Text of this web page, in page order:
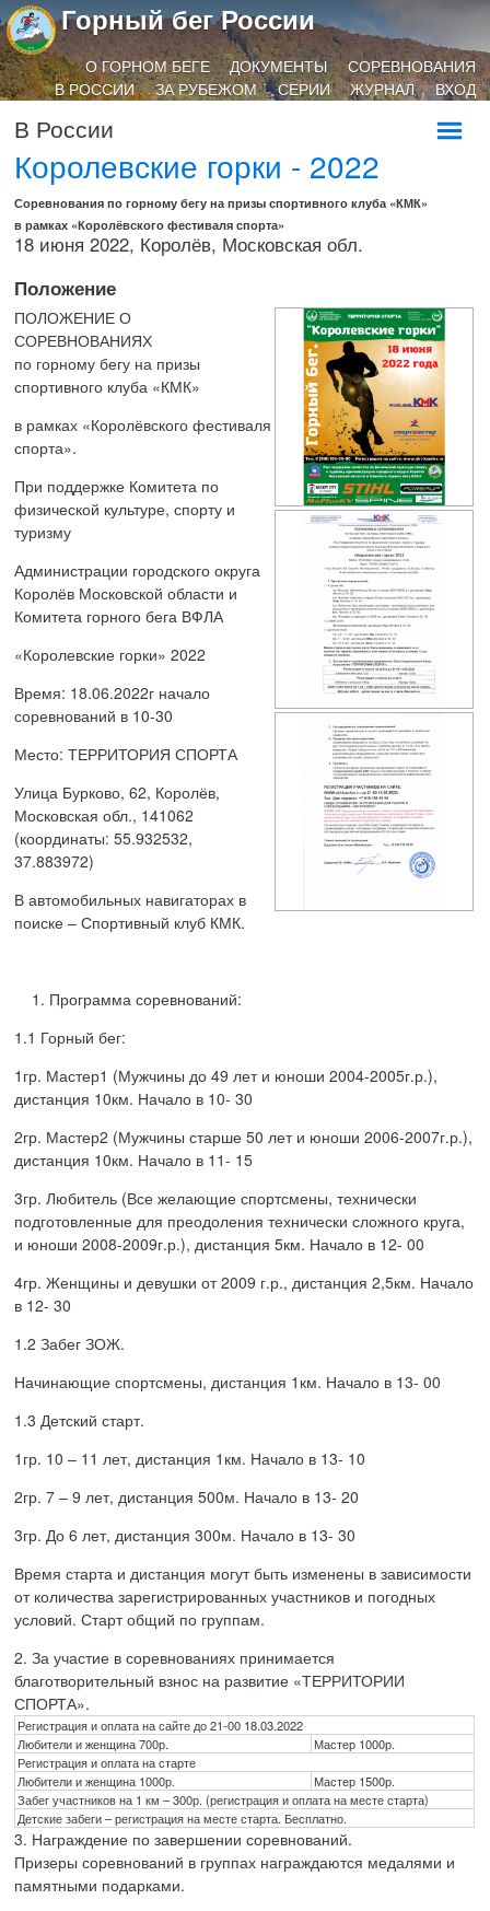
Горный бег России
О ГОРНОМ БЕГЕ ДОКУМЕНТЫ
СОРЕВНОВАНИЯ
В РОССИИ
ЗА РУБЕЖОМ СЕРИИ ЖУРНАЛ ВХОД
В России
Королевские горки - 2022
Соревнования по горному бегу на призы спортивного клуба «КМК»
в рамках «Королёвского фестиваля спорта»
18 июня 2022, Королёв, Московская обл.
Положение
ПОЛОЖЕНИЕ О
СОРЕВНОВАНИЯХ
по горному бегу на призы
спортивного клуба «КМК»
в рамках «Королёвского фестиваля
спорта».
При поддержке Комитета по
физической культуре, спорту и
туризму
Администрации городского округа
Королёв Московской области и
Комитета горного бега ВФЛА
«Королевские горки»2022
Время: 18.06.2022г начало
соревнований в 10-30
Место: ТЕРРИТОРИЯ СПОРТА
Улица Бурково, 62, Королёв,
Московская обл., 141062
(координаты: 55.932532,
37.883972)
В автомобильных навигаторах в
поиске – Спортивный клуб КМК.
1. Программа соревнований:
1 .1 Горный бег:
1 гр. Мастер1 (Мужчины до 49 лети юноши 2004-2005г.р.),
дистанция 10км. Начало в 10-30
2гр. Мастер2 (Мужчины старше 50 лети юноши 2006-2007г.р.),
дистанция 10км. Начало в 11- 15
3гр. Любитель (Все желающие спортсмены, технически
подготовленные для преодоления технически сложного круга,
и юноши 2008-2009г.р.), дистанция5км. Начало в 12- 00
4гр. Женщины и девушки от 2009 г.р., дистанция2,5км. Начало
в 12- 30
1 .2 ЗабегЗОЖ.
Начинающие спортсмены, дистанция 1км. Начало в 13- 00
1 .3 Детский старт.
1гр. 10 – 11 лет, дистанция 1 км. Начало в 13- 10
2гр. 7 – 9 лет, дистанция500м. Начало в 13-20
3гр.До 6 лет, дистанция300м. Начало в 13-30
Время старта и дистанция могут быть изменены в зависимости
от количества зарегистрированных участников и погодных
условий. Старт общий по группам.
2.За участие в соревнованиях принимается
благотворительный взнос на развитие «ТЕРРИТОРИИ
СПОРТА».
Регистрация и оплата на сайте до 21-00 18.03.2022
Любители и женщина 700р.
Мастер 1000р.
Регистрация и оплата на старте
Любители и женщина 1000р.
Мастер 1500р.
Забег участников на 1 км – 300р. (регистрация и оплата на месте старта)
Детские забеги – регистрация на месте старта. Бесплатно.
3. Награждение по завершении соревнований.
Призеры соревнований в группах награждаются медалями и
памятными подарками.